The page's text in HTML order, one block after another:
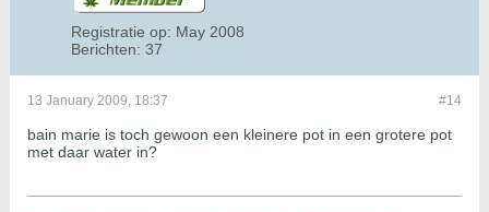
Registratie op: May 2008
Berichten: 37
#14
13 January 2009, 18:37
bain marie is toch gewoon een kleinere pot in een grotere pot
met daar water in?